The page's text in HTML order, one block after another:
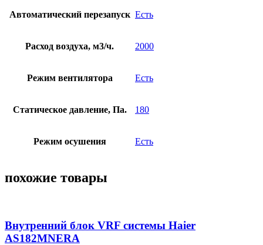
Автоматический перезапуск Есть
Расход воздуха, м3/ч. 2000
Режим вентилятора Есть
Статическое давление, Па. 180
Режим осушения Есть
похожие товары
Внутренний блок VRF системы Haier
AS182MNERA